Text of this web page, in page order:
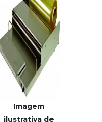
Imagem
ilustrativa de